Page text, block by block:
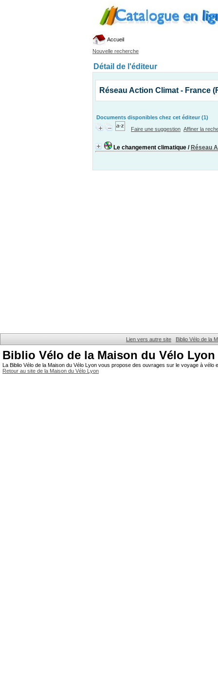
Accueil
Nouvelle recherche
Détail de l'éditeur
Réseau Action Climat - France
Documents disponibles chez cet éditeur (1)
Faire une suggestion Affiner la
Le changement climatique / Réseau
Lien vers autre site Biblio Vélo de la
Biblio Vélo de la Maison du Vélo Lyon
La Biblio Vélo de la Maison du Vélo Lyon vous propose des ouvrages sur le voyage à
Retour au site de la Maison du Vélo Lyon